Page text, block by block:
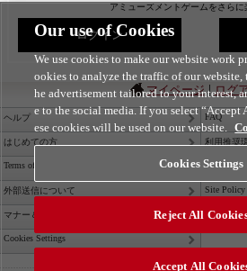
アミューズメントゲームをさらに
ログイン
マイページ|ログ
ヘルプ FAQ
はじめての方 利用推奨
Terms of Service Privacy
外部送信について Site Policy
マナー＆ルール Contact Us
Cookies Settings
Our use of Cookies
We use cookies to make our website work
ookies to analyze the traffic of our
he advertisement tailored to your interest,
e to the social media. If you select
ese cookies will be used on our website.
Cookies Settings
Reject All
Accept All